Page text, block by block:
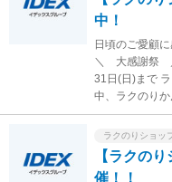
中！
日頃のご愛顧
＼ 大感謝祭
31日(日)まで
中、ラクのり
ラクのりショッ
【ラクの
催！！